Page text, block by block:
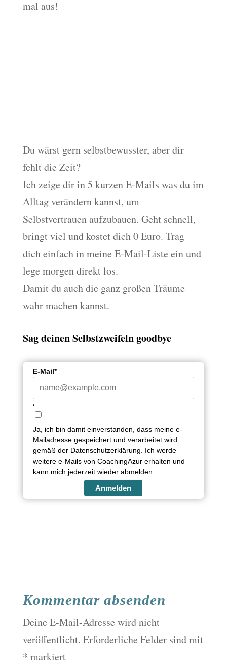
mal aus!
Du wärst gern selbstbewusster, aber dir
fehlt die Zeit?
Ich zeige dir in 5 kurzen E-Mails was du im
Alltag verändern kannst, um
Selbstvertrauen aufzubauen. Geht schnell,
bringt viel und kostet dich 0 Euro. Trag
dich einfach in meine E-Mail-Liste ein und
lege morgen direkt los.
Damit du auch die ganz großen Träume
wahr machen kannst.
Sag deinen Selbstzweifeln goodbye
E-Mail*
*
Ja, ich bin damit einverstanden, dass meine e-
Mailadresse gespeichert und verarbeitet wird
gemäß der Datenschutzerklärung. Ich werde
weitere e-Mails von CoachingAzur erhalten und
kann mich jederzeit wieder abmelden
Anmelden
Kommentar absenden
Deine E-Mail-Adresse wird nicht
veröffentlicht. Erforderliche Felder sind mit
* markiert